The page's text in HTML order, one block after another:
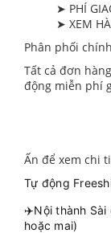
➤ PHÍ
➤ XEM
Phân phối
Tất cả đơn
động miễn phí
Ấn để xem chi
Tự động
✈️Nội thành Sài
hoặc mai)